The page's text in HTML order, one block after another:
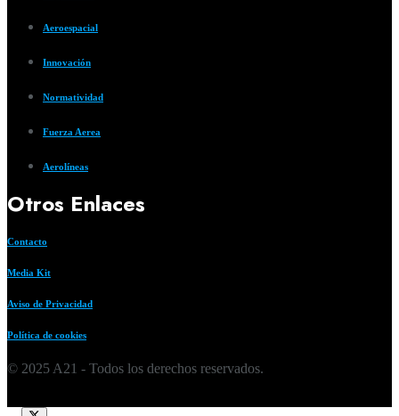
Aeroespacial
Innovación
Normatividad
Fuerza Aerea
Aerolíneas
Otros Enlaces
Contacto
Media Kit
Aviso de Privacidad
Política de cookies
© 2025 A21 - Todos los derechos reservados.